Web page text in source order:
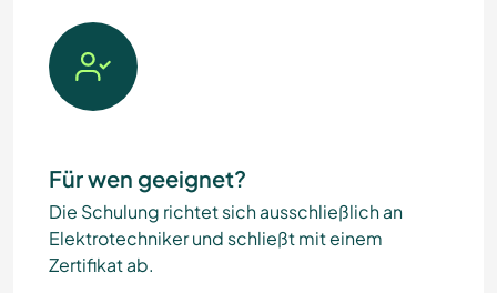
Für wen geeignet?
Die Schulung richtet sich ausschließlich an
Elektrotechniker und schließt mit einem
Zertifikat ab.